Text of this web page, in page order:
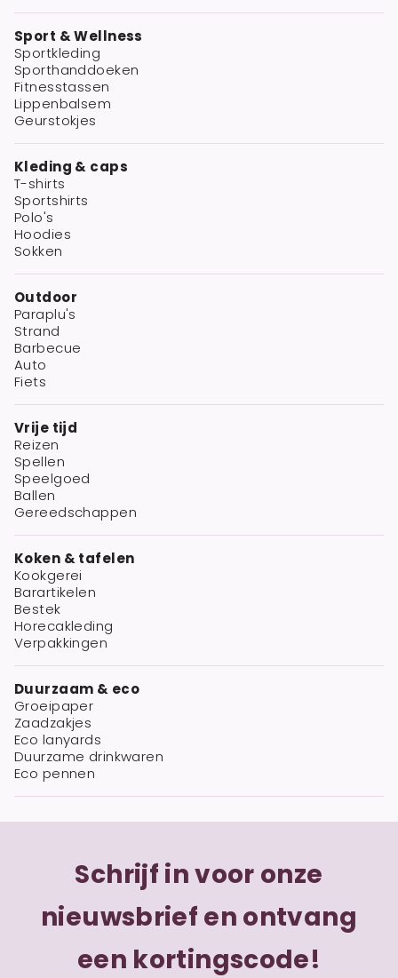
Sport & Wellness
Sportkleding
Sporthanddoeken
Fitnesstassen
Lippenbalsem
Geurstokjes
Kleding & caps
T-shirts
Sportshirts
Polo's
Hoodies
Sokken
Outdoor
Paraplu's
Strand
Barbecue
Auto
Fiets
Vrije tijd
Reizen
Spellen
Speelgoed
Ballen
Gereedschappen
Koken & tafelen
Kookgerei
Barartikelen
Bestek
Horecakleding
Verpakkingen
Duurzaam & eco
Groeipaper
Zaadzakjes
Eco lanyards
Duurzame drinkwaren
Eco pennen
Schrijf in voor onze
nieuwsbrief en ontvang
een kortingscode!